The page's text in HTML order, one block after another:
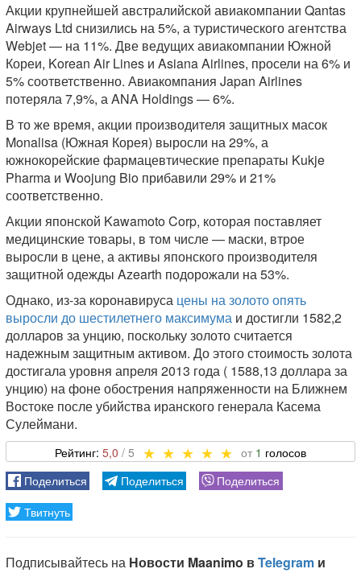
Акции крупнейшей австралийской авиакомпании Qantas
Airways Ltd снизились на 5%, а туристического агентства
Webjet — на 11%. Две ведущих авиакомпании Южной
Кореи, Korean Air Lines и Asiana Airlines, просели на 6% и
5% соответственно. Авиакомпания Japan Airlines
потеряла 7,9%, а ANA Holdings — 6%.
В то же время, акции производителя защитных масок
Monalisa (Южная Корея) выросли на 29%, а
южнокорейские фармацевтические препараты Kukje
Pharma и Woojung Bio прибавили 29% и 21%
соответственно.
Акции японской Kawamoto Corp, которая поставляет
медицинские товары, в том числе — маски, втрое
выросли в цене, а активы японского производителя
защитной одежды Azearth подорожали на 53%.
Однако, из-за коронавируса цены на золото опять
выросли до шестилетнего максимума и достигли 1582,2
долларов за унцию, поскольку золото считается
надежным защитным активом. До этого стоимость золота
достигала уровня апреля 2013 года ( 1588,13 доллара за
унцию) на фоне обострения напряженности на Ближнем
Востоке после убийства иранского генерала Касема
Сулеймани.
5,0 1